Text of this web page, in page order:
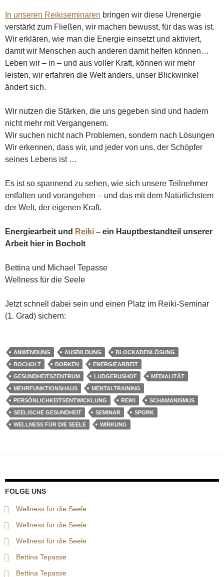
In unseren Reikiseminaren bringen wir diese Urenergie
verstärkt zum Fließen, wir machen bewusst, für das was ist.
Wir erklären, wie man die Energie einsetzt und aktiviert,
damit wir Menschen auch anderen damit helfen können…
Leben wir – in – und aus voller Kraft, können wir mehr
leisten, wir erfahren die Welt anders, unser Blickwinkel
ändert sich.
Wir nutzen die Stärken, die uns gegeben sind und hadern
nicht mehr mit Vergangenem.
Wir suchen nicht nach Problemen, sondern nach Lösungen
Wir erkennen, dass wir, und jeder von uns, der Schöpfer
seines Lebens ist …
Es ist so spannend zu sehen, wie sich unsere Teilnehmer
entfalten und vorangehen – und das mit dem Natürlichstem
der Welt, der eigenen Kraft.
Energiearbeit und Reiki – ein Hauptbestandteil unserer
Arbeit hier in Bocholt
Bettina und Michael Tepasse
Wellness für die Seele
Jetzt schnell dabei sein und einen Platz im Reiki-Seminar
(1. Grad) sichern:
ANWENDUNG AUSBILDUNG
BLOCKADENLÖSUNG
BOCHOLT
BORKEN
ENERGIEARBEIT
GESUNDHEITSZENTRUM
LUDGERUSHOF
MEDIALITÄT
MEHRFUNKTIONSHAUS
MENTALTRAINING
PERSÖNLICHKEITSENTWICKLUNG
REIKI
SCHAMANISMUS
SEELISCHE GESUNDHEIT
SEMINAR
SPORK
WELLNESS FÜR DIE SEELE
WIRKUNG
FOLGE UNS
Wellness für die Seele
Wellness für die Seele
Wellness für die Seele
Bettina Tepasse
Bettina Tepasse